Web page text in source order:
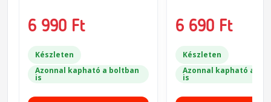
6 990 Ft
Készleten
Azonnal kapható a boltban
is
6 690 Ft
Készleten
Azonnal kapható a
is